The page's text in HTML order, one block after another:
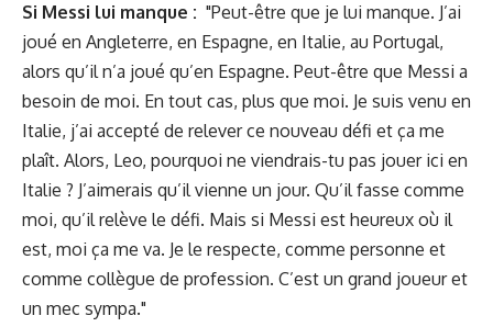
Si Messi lui manque : "Peut-être que je lui manque. J’ai
joué en Angleterre, en Espagne, en Italie, au Portugal,
alors qu’il n’a joué qu’en Espagne. Peut-être que Messi a
besoin de moi. En tout cas, plus que moi. Je suis venu en
Italie, j’ai accepté de relever ce nouveau défi et ça me
plaît. Alors, Leo, pourquoi ne viendrais-tu pas jouer ici en
Italie ? J’aimerais qu’il vienne un jour. Qu’il fasse comme
moi, qu’il relève le défi. Mais si Messi est heureux où il
est, moi ça me va. Je le respecte, comme personne et
comme collègue de profession. C’est un grand joueur et
un mec sympa."